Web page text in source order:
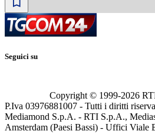
Seguici su
Copyright © 1999-2026
P.Iva 03976881007 - Tutti i diritti
Mediamond S.p.A. - RTI S.p.A.,
Amsterdam (Paesi Bassi) - Uffici Viale